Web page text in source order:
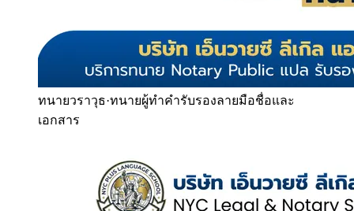
ทนายวราวุธ·ทนายผู้ทำคำรับรองลายมือชื่อและ
เอกสาร